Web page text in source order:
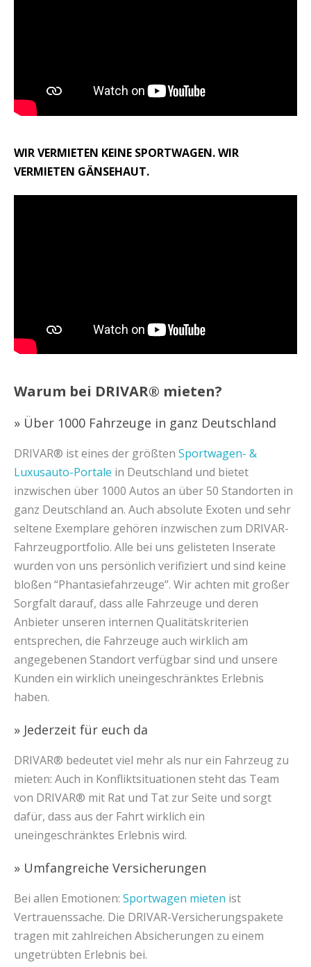
WIR VERMIETEN KEINE SPORTWAGEN. WIR
VERMIETEN GÄNSEHAUT.
Warum bei DRIVAR® mieten?
» Über 1000 Fahrzeuge in ganz Deutschland
DRIVAR® ist eines der größten Sportwagen- &
Luxusauto-Portale in Deutschland und bietet
inzwischen über 1000 Autos an über 50 Standorten in
ganz Deutschland an. Auch absolute Exoten und sehr
seltene Exemplare gehören inzwischen zum DRIVAR-
Fahrzeugportfolio. Alle bei uns gelisteten Inserate
wurden von uns persönlich verifiziert und sind keine
bloßen “Phantasiefahrzeuge”. Wir achten mit großer
Sorgfalt darauf, dass alle Fahrzeuge und deren
Anbieter unseren internen Qualitätskriterien
entsprechen, die Fahrzeuge auch wirklich am
angegebenen Standort verfügbar sind und unsere
Kunden ein wirklich uneingeschränktes Erlebnis
haben.
» Jederzeit für euch da
DRIVAR® bedeutet viel mehr als nur ein Fahrzeug zu
mieten: Auch in Konfliktsituationen steht das Team
von DRIVAR® mit Rat und Tat zur Seite und sorgt
dafür, dass aus der Fahrt wirklich ein
uneingeschränktes Erlebnis wird.
» Umfangreiche Versicherungen
Bei allen Emotionen: Sportwagen mieten ist
Vertrauenssache. Die DRIVAR-Versicherungspakete
tragen mit zahlreichen Absicherungen zu einem
ungetrübten Erlebnis bei.